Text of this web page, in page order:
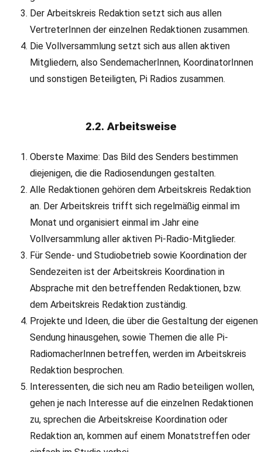
Der Arbeitskreis Redaktion setzt sich aus allen
VertreterInnen der einzelnen Redaktionen zusammen.
Die Vollversammlung setzt sich aus allen aktiven
Mitgliedern, also SendemacherInnen, KoordinatorInnen
und sonstigen Beteiligten, Pi Radios zusammen.
2.2. Arbeitsweise
Oberste Maxime: Das Bild des Senders bestimmen
diejenigen, die die Radiosendungen gestalten.
Alle Redaktionen gehören dem Arbeitskreis Redaktion
an. Der Arbeitskreis trifft sich regelmäßig einmal im
Monat und organisiert einmal im Jahr eine
Vollversammlung aller aktiven Pi-Radio-Mitglieder.
Für Sende- und Studiobetrieb sowie Koordination der
Sendezeiten ist der Arbeitskreis Koordination in
Absprache mit den betreffenden Redaktionen, bzw.
dem Arbeitskreis Redaktion zuständig.
Projekte und Ideen, die über die Gestaltung der eigenen
Sendung hinausgehen, sowie Themen die alle Pi-
RadiomacherInnen betreffen, werden im Arbeitskreis
Redaktion besprochen.
Interessenten, die sich neu am Radio beteiligen wollen,
gehen je nach Interesse auf die einzelnen Redaktionen
zu, sprechen die Arbeitskreise Koordination oder
Redaktion an, kommen auf einem Monatstreffen oder